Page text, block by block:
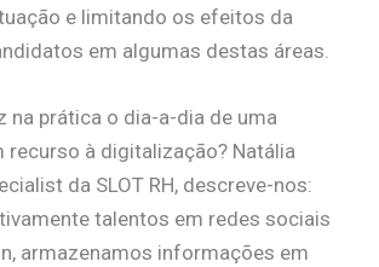
e limitando os efeitos da
em algumas destas áreas.
na prática o dia-a-dia de uma
recurso à digitalização? Natália
da SLOT RH, descreve-nos:
talentos em redes sociais
armazenamos informações em